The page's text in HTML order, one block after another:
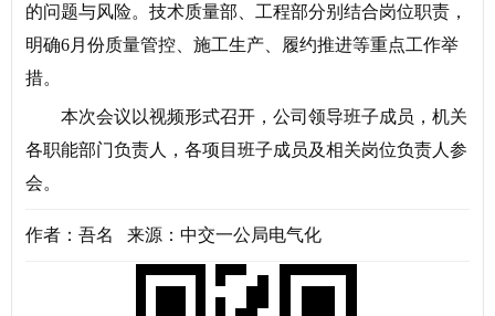
的问题与风险。技术质量部、工程部分别结合岗位职责，
明确6月份质量管控、施工生产、履约推进等重点工作举
措。
本次会议以视频形式召开，公司领导班子成员，机关
各职能部门负责人，各项目班子成员及相关岗位负责人参
会。
作者：吾名 来源：中交一公局电气化